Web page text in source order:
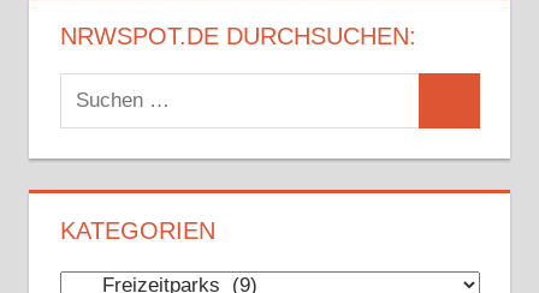
NRWSPOT.DE DURCHSUCHEN:
Suchen
nach:
KATEGORIEN
Kategorien